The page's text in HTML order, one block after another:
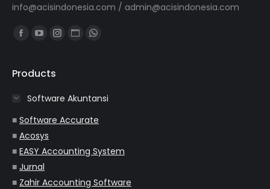
info@acisindonesia.com / admin@acisindonesia.com
Find us on:
Facebook
opens
new
window
YouTube
opens
new
window
Instagram
new
window
Website
new
window
Whatsapp
new
window
Products
Software Akuntansi
■ Software Accurate
■ Acosys
■ EASY Accounting System
■ Jurnal
■ Zahir Accounting Software